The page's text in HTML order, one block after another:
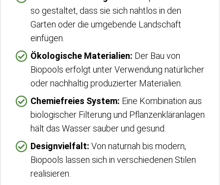
so gestaltet, dass sie sich nahtlos in den
Garten oder die umgebende Landschaft
einfügen.
Ökologische Materialien: Der Bau von
Biopools erfolgt unter Verwendung natürlicher
oder nachhaltig produzierter Materialien.
Chemiefreies System: Eine Kombination aus
biologischer Filterung und Pflanzenkläranlagen
hält das Wasser sauber und gesund.
Designvielfalt: Von naturnah bis modern,
Biopools lassen sich in verschiedenen Stilen
realisieren.